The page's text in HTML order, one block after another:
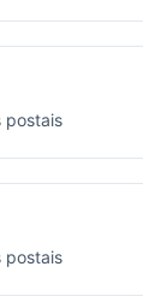
postais
postais